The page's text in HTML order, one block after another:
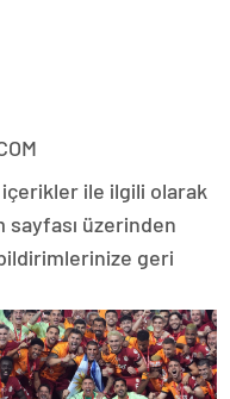
ile ilgili olarak
üzerinden
geri